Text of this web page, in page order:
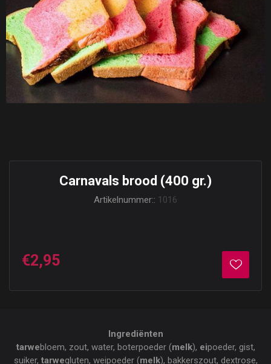
Carnavals brood (400 gr.)
Artikelnummer:: 1016
€2,95
Ingrediënten
tarwebloem, zout, water, boterpoeder (melk), eipoeder, gist,
suiker, tarwegluten, weipoeder (melk), bakkerszout, dextrose,